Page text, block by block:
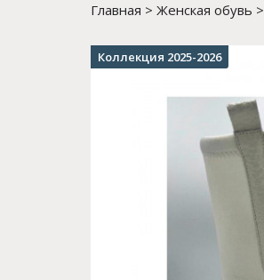
Главная Женская обувь
Коллекция 2025-2026